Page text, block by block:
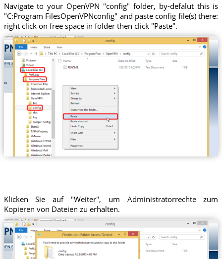
Navigate to your OpenVPN "config" folder, by-defalut this is
"C:Program FilesOpenVPNconfig" and paste config file(s) there:
right click on free space in folder then click "Paste".
Klicken Sie auf "Weiter", um Administratorrechte zum
Kopieren von Dateien zu erhalten.